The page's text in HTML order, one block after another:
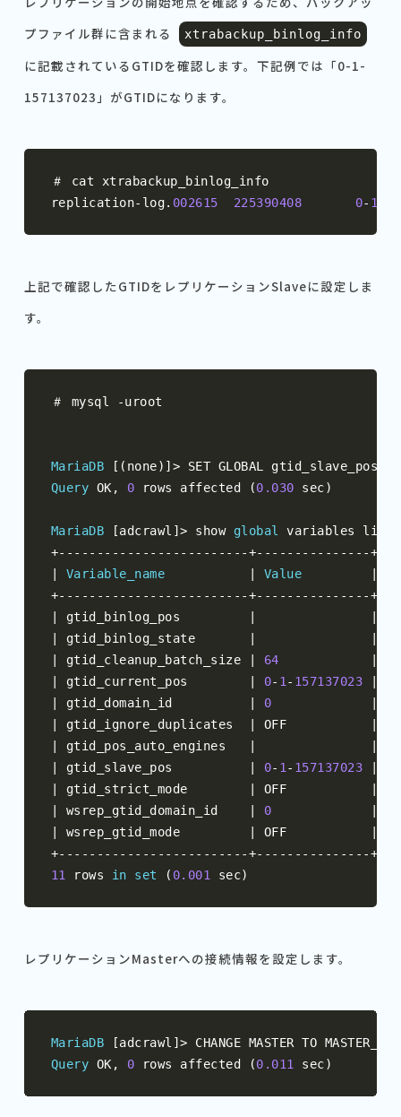
プファイル群に含まれる
xtrabackup_binlog_info
に記載されているGTIDを確認します。下記例では「0-1-
157137023」がGTIDになります。
＃
cat xtrabackup_binlog_info
replication- log. 002615 225390408 0- 1
上記で確認したGTIDをレプリケーションSlaveに設定しま
す。
＃ mysql -uroot
MariaDB [( none)]> SET GLOBAL gtid_slave_pos
Query OK , 0 rows affected (0.030 sec)
MariaDB [adcrawl ]> show global variables like
+-------------------------+---------------+
Variable_name Value
+-------------------------+---------------+
gtid_binlog_pos
gtid_binlog_state
gtid_cleanup_batch_size 64
gtid_current_pos 0- 1- 157137023
gtid_domain_id 0
gtid_ignore_duplicates OFF
gtid_pos_auto_engines
gtid_slave_pos 0- 1- 157137023
gtid_strict_mode OFF
wsrep_gtid_domain_id 0
wsrep_gtid_mode OFF
+-------------------------+---------------+
11 rows in set ( 0.001 sec)
レプリケーションMasterへの接続情報を設定します。
MariaDB [adcrawl ]> CHANGE MASTER TO
Query OK , 0 rows affected (0.011 sec)